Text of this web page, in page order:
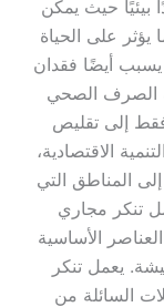
بيئيًا حيث يمكن
يؤثر على الحياة
يسبب أيضًا فقدان
الصرف الصحي
فقط إلى تقليص
الاقتصادية،
المناطق التي
تنكر مجاري
الأساسية
يعمل تنكر
السائلة من